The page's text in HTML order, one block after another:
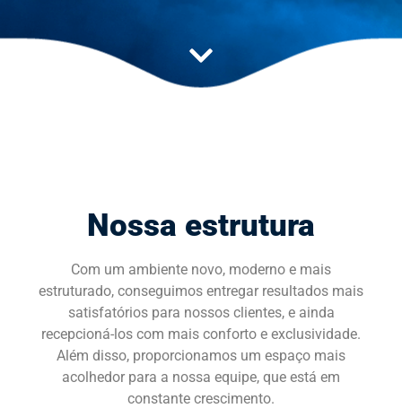
SOLICITE UMA DEMONSTRAÇÃO
Nossa estrutura
Com um ambiente novo, moderno e mais
estruturado, conseguimos entregar resultados mais
satisfatórios para nossos clientes, e ainda
recepcioná-los com mais conforto e exclusividade.
Além disso, proporcionamos um espaço mais
acolhedor para a nossa equipe, que está em
constante crescimento.